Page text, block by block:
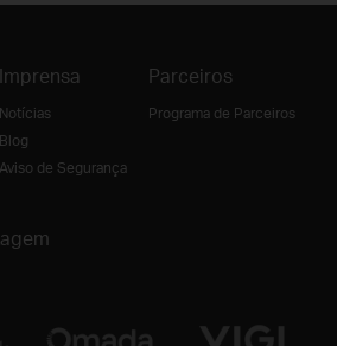
Imprensa
Notícias
Blog
Aviso de Segurança
Parceiros
Programa de Parceiros